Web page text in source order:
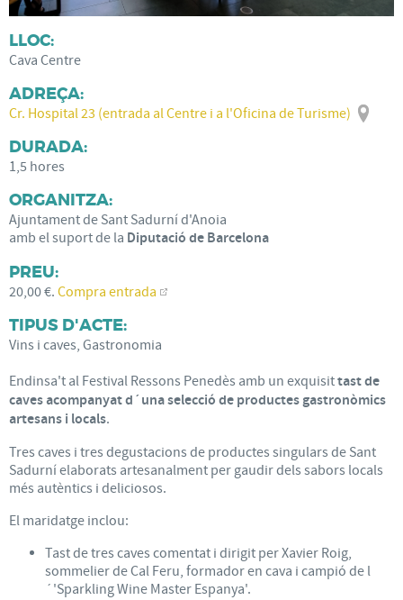
LLOC:
Cava Centre
ADREÇA:
Cr. Hospital 23 (entrada al Centre i a l'Oficina de Turisme)
DURADA:
1,5 hores
ORGANITZA:
Ajuntament de Sant Sadurní d'Anoia
amb el suport de la Diputació de Barcelona
PREU:
20,00 €. Compra entrada
TIPUS D'ACTE:
Vins i caves, Gastronomia
Endinsa't al Festival Ressons Penedès amb un exquisittast de
caves acompanyat d´una selecció de productes gastronòmics
artesans i locals.
Tres caves i tres degustacions de productes singulars de Sant
Sadurní elaborats artesanalment per gaudir dels sabors locals
més autèntics i deliciosos.
El maridatge inclou:
Tast de tres caves comentat i dirigit per Xavier Roig,
sommelier de Cal Feru, formador en cava i campió de l
´'Sparkling Wine Master Espanya'.